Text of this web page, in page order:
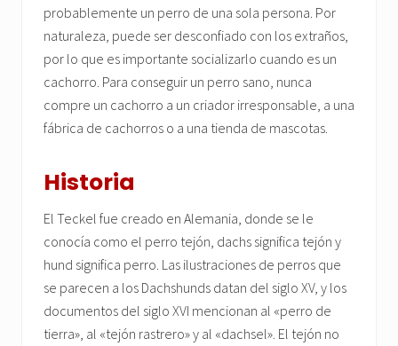
probablemente un perro de una sola persona. Por
naturaleza, puede ser desconfiado con los extraños,
por lo que es importante socializarlo cuando es un
cachorro. Para conseguir un perro sano, nunca
compre un cachorro a un criador irresponsable, a una
fábrica de cachorros o a una tienda de mascotas.
Historia
El Teckel fue creado en Alemania, donde se le
conocía como el perro tejón, dachs significa tejón y
hund significa perro. Las ilustraciones de perros que
se parecen a los Dachshunds datan del siglo XV, y los
documentos del siglo XVI mencionan al «perro de
tierra», al «tejón rastrero» y al «dachsel». El tejón no